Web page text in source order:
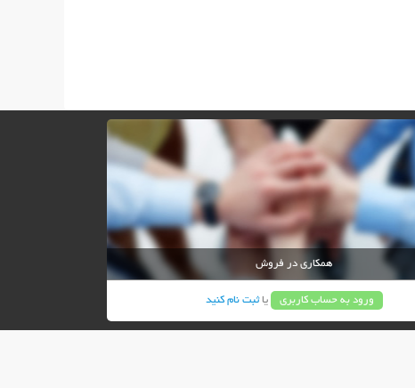
همکاری در فروش
ورود به حساب کاربری یاثبت نام کنید